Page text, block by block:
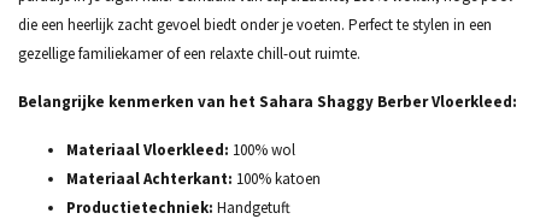
die een heerlijk zacht gevoel biedt onder je voeten. Perfect te stylen in een
gezellige familiekamer of een relaxte chill-out ruimte.
Belangrijke kenmerken van het Sahara Shaggy Berber Vloerkleed:
Materiaal Vloerkleed: 100% wol
Materiaal Achterkant: 100% katoen
Productietechniek: Handgetuft